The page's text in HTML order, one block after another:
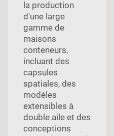
la production
d'une large
gamme de
maisons
conteneurs,
incluant des
capsules
spatiales, des
modèles
extensibles à
double aile et des
conceptions